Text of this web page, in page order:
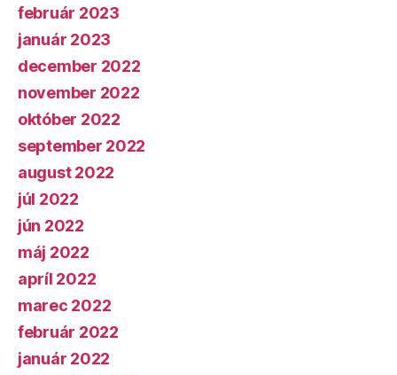
február 2023
január 2023
december 2022
november 2022
október 2022
september 2022
august 2022
júl 2022
jún 2022
máj 2022
apríl 2022
marec 2022
február 2022
január 2022